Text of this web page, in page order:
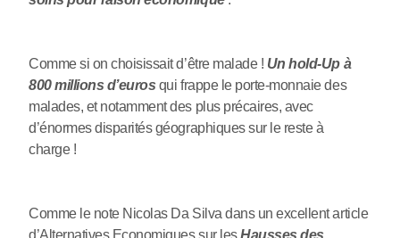
Comme si on choisissait d’être malade ! Un hold-Up à
800 millions d’euros qui frappe le porte-monnaie des
malades, et notamment des plus précaires, avec
d’énormes disparités géographiques sur le reste à
charge !
Comme le note Nicolas Da Silva dans un excellent article